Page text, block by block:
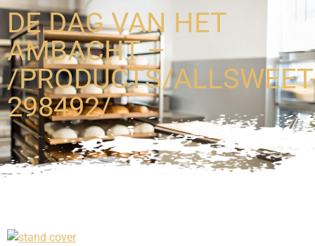
DE DAG VAN HET
AMBACHT –
/PRODUCTS/
298492/